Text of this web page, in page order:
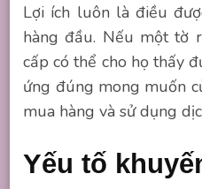
Lợi ích luôn là điều
hàng đầu. Nếu một tờ
cấp có thể cho họ thấy
ứng đúng mong muốn
mua hàng và sử dụng
Yếu tố